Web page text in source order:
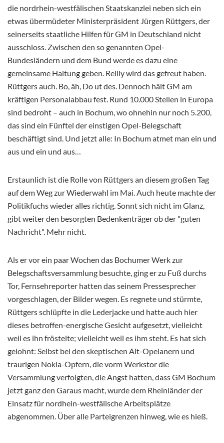
die nordrhein-westfälischen Staatskanzlei neben sich ein
etwas übermüdeter Ministerpräsident Jürgen Rüttgers, der
seinerseits staatliche Hilfen für GM in Deutschland nicht
ausschloss. Zwischen den so genannten Opel-
Bundesländern und dem Bund werde es dazu eine
gemeinsame Haltung geben. Reilly wird das gefreut haben.
Rüttgers auch. Bo, äh, Do ut des. Dennoch hält GM am
kräftigen Personalabbau fest. Rund 10.000 Stellen in Europa
sind bedroht – auch in Bochum, wo ohnehin nur noch 5.200,
das sind ein Fünftel der einstigen Opel-Belegschaft
beschäftigt sind. Und jetzt alle: In Bochum atmet man ein und
aus und ein und aus…
Erstaunlich ist die Rolle von Rüttgers an diesem großen Tag
auf dem Weg zur Wiederwahl im Mai. Auch heute machte der
Politikfuchs wieder alles richtig. Sonnt sich nicht im Glanz,
gibt weiter den besorgten Bedenkenträger ob der "guten
Nachricht". Mehr nicht.
Als er vor ein paar Wochen das Bochumer Werk zur
Belegschaftsversammlung besuchte, ging er zu Fuß durchs
Tor, Fernsehreporter hatten das seinem Pressesprecher
vorgeschlagen, der Bilder wegen. Es regnete und stürmte,
Rüttgers schlüpfte in die Lederjacke und hatte auch hier
dieses betroffen-energische Gesicht aufgesetzt, vielleicht
weil es ihn fröstelte; vielleicht weil es ihm steht. Es hat sich
gelohnt: Selbst bei den skeptischen Alt-Opelanern und
traurigen Nokia-Opfern, die vorm Werkstor die
Versammlung verfolgten, die Angst hatten, dass GM Bochum
jetzt ganz den Garaus macht, wurde dem Rheinländer der
Einsatz für nordhein-westfälische Arbeitsplätze
abgenommen. Über alle Parteigrenzen hinweg, wie es hieß.